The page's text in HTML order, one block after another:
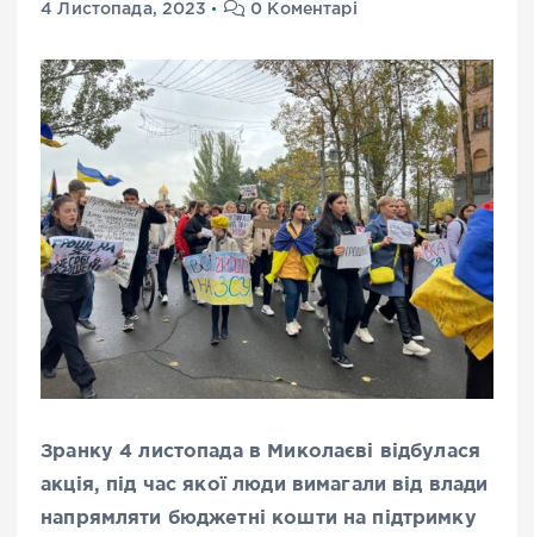
4 Листопада, 2023
0 Коментарі
Зранку 4 листопада в Миколаєві відбулася
акція, під час якої люди вимагали від влади
напрямляти бюджетні кошти на підтримку